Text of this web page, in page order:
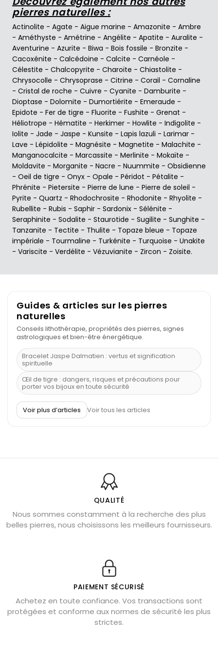
pierres naturelles :
Actinolite - Agate - Aigue marine - Amazonite - Ambre
- Améthyste - Amétrine - Angélite - Apatite - Auralite -
Aventurine - Azurite - Biwa - Bois fossile - Bronzite -
Cacoxénite - Calcédoine - Calcite - Carnéole -
Célestite - Chalcopyrite - Charoïte - Chiastolite -
Chrysocolle - Chrysoprase - Citrine - Corail - Cornaline
- Cristal de roche - Cuivre - Cyanite - Damburite -
Dioptase - Dolomite - Dumortiérite - Emeraude -
Epidote - Fer de tigre - Fluorite - Fushite - Grenat -
Héliotrope - Hématite - Herkimer - Howlite - Indigolite -
Iolite - Jade - Jaspe - Kunsite - Lapis lazuli - Larimar -
Lave - Lépidolite - Magnésite - Magnetite - Malachite -
Manganocalcite - Marcassite - Merlinite - Mokaïte -
Moldavite - Morganite - Nacre - Nuummite - Obsidienne
- Oeil de tigre - Onyx - Opale - Péridot - Pétalite -
Phrénite - Pietersite - Pierre de lune - Pierre de soleil -
Pyrite - Quartz - Rhodochrosite - Rhodonite - Rhyolite -
Rubellite - Rubis - Saphir - Sardonix - Sélénite -
Seraphinite - Sodalite - Staurotide - Sugilite - Sunghite -
Tanzanite - Tectite - Thulite - Topaze bleue - Topaze
impériale - Tourmaline - Turkénite - Turquoise - Unakite
- Variscite - Verdélite - Vézuvianite - Zircon - Zoisite.
Guides & articles sur les pierres
naturelles
Conseils lithothérapie, propriétés des pierres, signes
astrologiques et bien-être énergétique.
Bracelet Jaspe Dalmatien : vertus et signification
spirituelle
Œil de tigre : dangers, risques et précautions pour
porter vos bijoux en toute sécurité
À quel poignet porter un bracelet de pierre
Découvrez le scorpion et ses pierres
Bienfaits de la sélénite – pierre des anges
L’améthyste est-elle faite pour moi ?
Chrysocolle : pierre apaisante
Obsidienne dorée : vertus et signification
Véritable citrine naturelle non chauffée
Où placer la citrine dans la maison
Cornaline : propriétés magiques
Capricorne : quelles pierres choisir
Voir plus d’articles Voir tous les articles
QUALITÉ
Nous sommes constamment à la recherche des plus
belles pierres, nous choisissons les meilleurs fournisseurs.
PAIEMENT SÉCURISÉ
Achetez en toute confiance. Vos transactions sont
protégées et conforme aux normes de sécurité les plus
strictes.